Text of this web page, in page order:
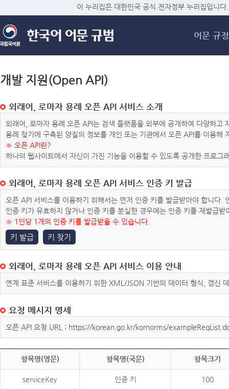
메
이 누리집은 대한민국 공식 전자정부 누리집입니다.
어문 규정
개발 지원(Open API)
외래어, 로마자 용례 오픈 API 서비스 소개
외래어, 로마자 용례 오픈 API는 검색 플랫폼을 외부에 공개하여 다양하
용례 찾기에 구축된 양질의 정보를 개인 또는 기관에서 오픈 API를 이용해
※ 오픈 API란?
하나의 웹사이트에서 자신이 가진 기능을 이용할 수 있도록 공개한 프로그
외래어, 로마자 용례 오픈 API 서비스 인증 키 발급
오픈 API 서비스를 이용하기 위해서는 먼저 인증 키를 발급받아야 합니다
인증 키가 유효하지 않거나 인증 키를 분실한 경우에는 인증 키를 재발급받
※ 1인당 1개의 인증 키를 발급받을 수 있습니다.
키 발급 키 찾기
외래어, 로마자 용례 오픈 API 서비스 이용 안내
연계 표준 서비스를 이용하기 위한 XML/JSON 기반의 데이터 형식, 갱신
요청 메시지 명세
오픈 API 요청 URL : https://korean.go.kr/kornorms/
항목명(영문) 항목명(국문) 항목크기
serviceKey 인증 키 100